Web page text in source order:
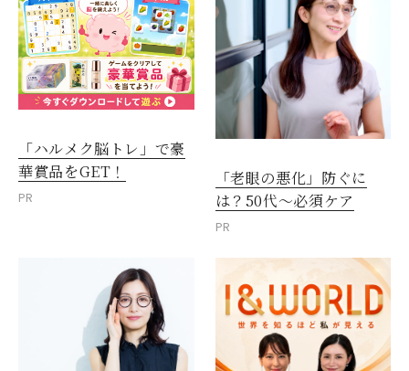
「ハルメク脳トレ」で豪
華賞品をGET！
PR
「老眼の悪化」防ぐに
は？50代～必須ケア
PR